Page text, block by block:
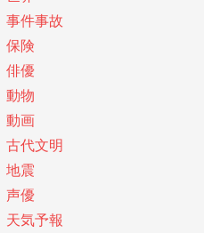
事件事故
保険
俳優
動物
動画
古代文明
地震
声優
天気予報